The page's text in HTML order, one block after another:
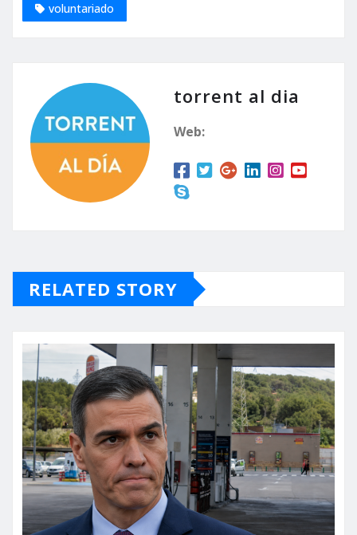
voluntariado
torrent al dia
Web:
RELATED STORY